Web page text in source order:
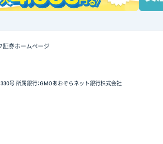
証券ホームページ
号 所属銀行：GMOあおぞらネット銀行株式会社